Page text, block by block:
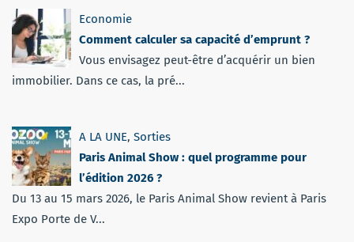
Economie
Comment calculer sa capacité d’emprunt ?
Vous envisagez peut-être d’acquérir un bien
immobilier. Dans ce cas, la pré...
A LA UNE, Sorties
Paris Animal Show : quel programme pour
l’édition 2026 ?
Du 13 au 15 mars 2026, le Paris Animal Show revient à Paris
Expo Porte de V...